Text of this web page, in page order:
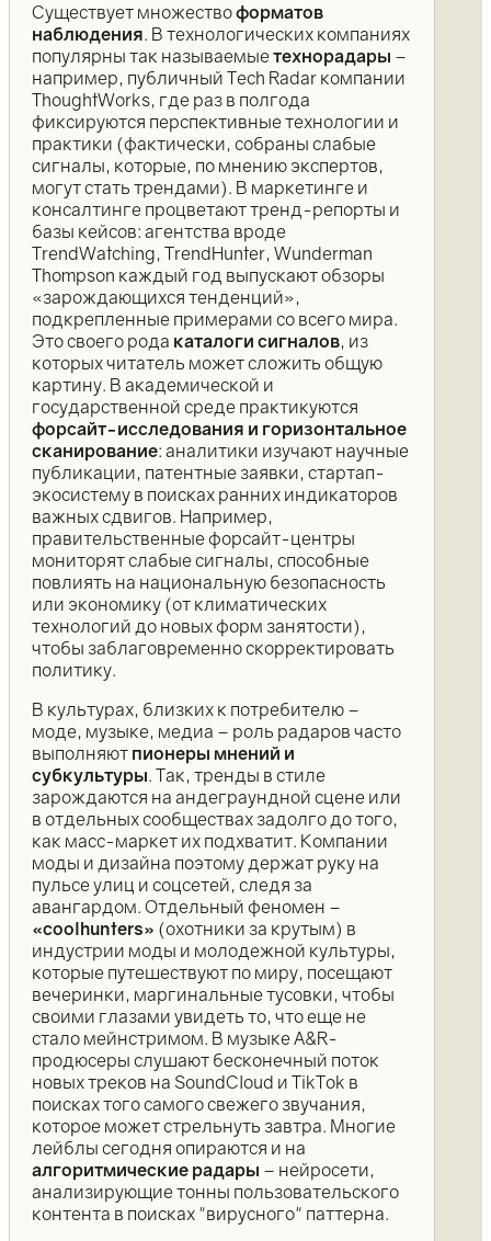
Существует множествоформатов
наблюдения. В технологических компаниях
популярны так называемыетехнорадары –
например, публичный Tech Radar компании
ThoughtWorks, где раз в полгода
фиксируются перспективные технологии и
практики (фактически, собраны слабые
сигналы, которые, по мнению экспертов,
могут стать трендами). В маркетинге и
консалтинге процветают тренд-репорты и
базы кейсов: агентства вроде
TrendWatching, TrendHunter, Wunderman
Thompson каждый год выпускают обзоры
«зарождающихся тенденций»,
подкрепленные примерами со всего мира.
Это своего рода каталоги сигналов, из
которых читатель может сложить общую
картину. В академической и
государственной среде практикуются
форсайт-исследования и горизонтальное
сканирование: аналитики изучают научные
публикации, патентные заявки, стартап-
экосистему в поисках ранних индикаторов
важных сдвигов. Например,
правительственные форсайт-центры
мониторят слабые сигналы, способные
повлиять на национальную безопасность
или экономику (от климатических
технологий до новых форм занятости),
чтобы заблаговременно скорректировать
политику.
В культурах, близких к потребителю –
моде, музыке, медиа – роль радаров часто
выполняют пионеры мнений и
субкультуры. Так, тренды в стиле
зарождаются на андеграундной сцене или
в отдельных сообществах задолго до того,
как масс-маркет их подхватит. Компании
моды и дизайна поэтому держат руку на
пульсе улиц и соцсетей, следя за
авангардом. Отдельный феномен –
«coolhunters» (охотники за крутым) в
индустрии моды и молодежной культуры,
которые путешествуют по миру, посещают
вечеринки, маргинальные тусовки, чтобы
своими глазами увидеть то, что еще не
стало мейнстримом. В музыке A&R-
продюсеры слушают бесконечный поток
новых треков на SoundCloud и TikTok в
поисках того самого свежего звучания,
которое может стрельнуть завтра. Многие
лейблы сегодня опираются и на
алгоритмические радары – нейросети,
анализирующие тонны пользовательского
контента в поисках "вирусного" паттерна.